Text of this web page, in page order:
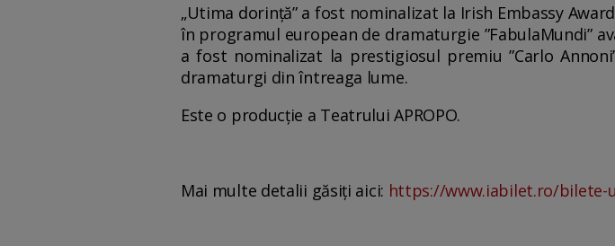
„Utima dorință” a fost nominalizat la Irish Embassy
în programul european de dramaturgie ”FabulaMundi”
a fost nominalizat la prestigiosul premiu ”Carlo
dramaturgi din întreaga lume.
Este o producție a Teatrului APROPO.
Mai multe detalii găsiți aici: https://www.iabilet.ro/bilete-